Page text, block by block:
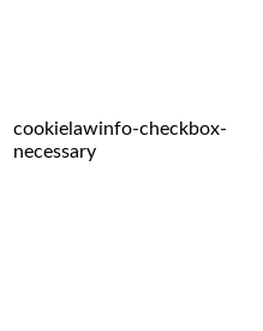
cookielawinfo-checkbox-
necessary